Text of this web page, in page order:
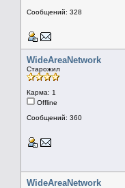
Сообщений: 328
WideAreaNetwork
Старожил
Карма: 1
Offline
Сообщений: 360
WideAreaNetwork